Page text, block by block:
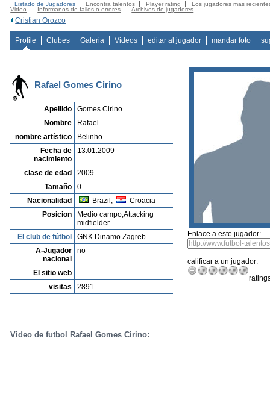
Listado de Jugadores Encontra talentos Player rating
Los jugadores mas
Video
Informanos de fallos o errores Archivos de jugadores
Cristian Orozco
Profile Clubes Galeria Videos editar al jugador mandar foto
Rafael Gomes Cirino
Apellido
Gomes Cirino
Nombre
Rafael
nombre artístico
Belinho
Fecha de
nacimiento
13.01.2009
clase de edad
2009
Tamaño
0
Nacionalidad
Brazil,
Croacia
Posicion
Medio campo,Attacking
midfielder
El club de fútbol
GNK Dinamo Zagreb
A-Jugador
nacional
no
El sitio web
-
visitas
2891
Enlace a este jugador:
calificar a un jugador:
Video de futbol Rafael Gomes Cirino: